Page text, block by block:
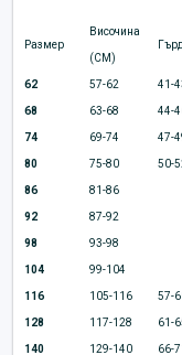
Размер
Височина
(CM)
62 57-62 41-
68 63-68 44-
74 69-74 47-
80 75-80 50-
86 81-86
92 87-92
98 93-98
104 99-104
116 105-116 57-
128 117-128 61-
140 129-140 66-